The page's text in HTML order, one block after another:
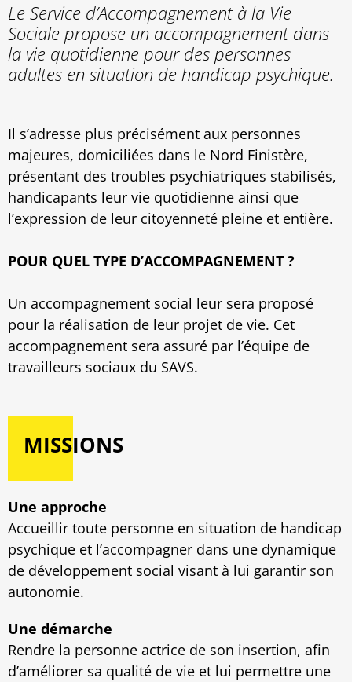
Le Service d’Accompagnement à la Vie
Sociale propose un accompagnement dans
la vie quotidienne pour des personnes
adultes en situation de handicap psychique.
Il s’adresse plus précisément aux personnes
majeures, domiciliées dans le Nord Finistère,
présentant des troubles psychiatriques stabilisés,
handicapants leur vie quotidienne ainsi que
l’expression de leur citoyenneté pleine et entière.
POUR QUEL TYPE D’ACCOMPAGNEMENT ?
Un accompagnement social leur sera proposé
pour la réalisation de leur projet de vie. Cet
accompagnement sera assuré par l’équipe de
travailleurs sociaux du SAVS.
MISSIONS
Une approche
Accueillir toute personne en situation de handicap
psychique et l’accompagner dans une dynamique
de développement social visant à lui garantir son
autonomie.
Une démarche
Rendre la personne actrice de son insertion, afin
d’améliorer sa qualité de vie et lui permettre une